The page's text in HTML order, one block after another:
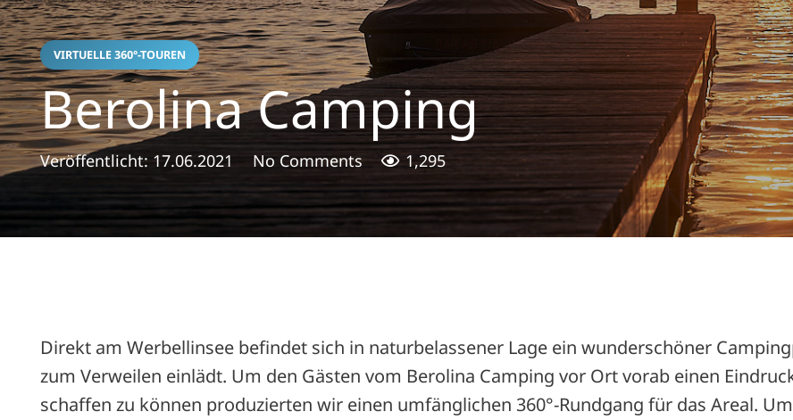
VIRTUELLE 360°-TOUREN
Berolina Camping
Veröffentlicht: 17.06.2021 No Comments 1,295
Direkt am Werbellinsee befindet sich in naturbelassener Lage ein wunderschöner
zum Verweilen einlädt. Um den Gästen vom Berolina Camping vor Ort vorab einen
schaffen zu können produzierten wir einen umfänglichen 360°-Rundgang für das Areal.